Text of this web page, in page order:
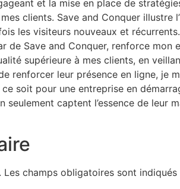
et la mise en place de
clients. Save and Conquer
les visiteurs nouveaux et
de Save and Conquer, renforce
supérieure à mes clients, en
renforcer leur présence en ligne, je
soit pour une entreprise en
seulement captent l’essence de leur
Les champs obligatoires sont indiqués